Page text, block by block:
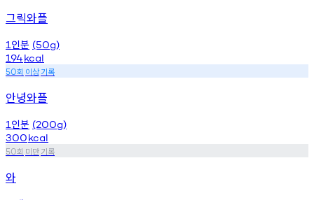
그릭와플
1 인분 (50g)
194kcal
50회 이상기록
안녕와플
1 인분 (200g)
300kcal
50회 미만기록
와